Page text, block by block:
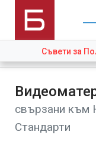
Съвети за
свързани към
Стандарти